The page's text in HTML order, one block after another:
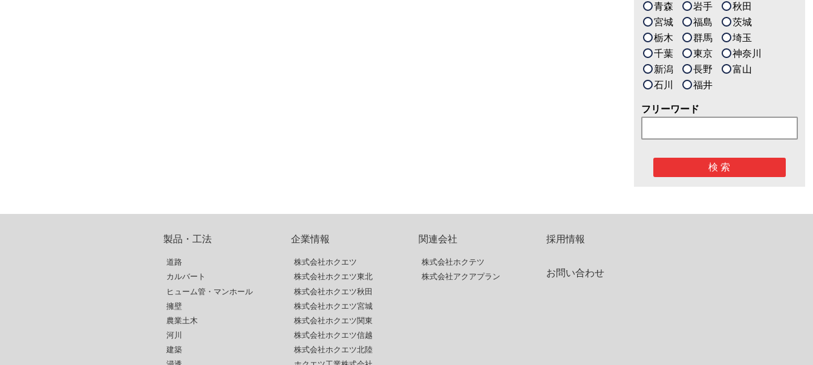
青森
岩手
秋田
宮城
福島
茨城
栃木
群馬
埼玉
千葉
東京
神奈川
新潟
長野
富山
石川
福井
フリーワード
検 索
製品・工法
道路
カルバート
ヒューム管・マンホール
擁壁
農業土木
河川
建築
企業情報
株式会社ホクエツ
株式会社ホクエツ東北
株式会社ホクエツ秋田
株式会社ホクエツ宮城
株式会社ホクエツ関東
株式会社ホクエツ信越
株式会社ホクエツ北陸
関連会社
株式会社ホクテツ
株式会社アクアプラン
採用情報
お問い合わせ